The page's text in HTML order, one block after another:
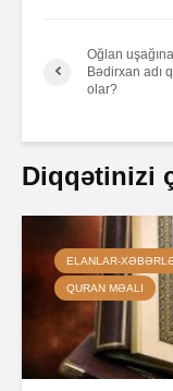
Oğlan uşağına
Bədirxan adı
olar?
Diqqətinizi
ELANLAR-
QURAN MƏALI